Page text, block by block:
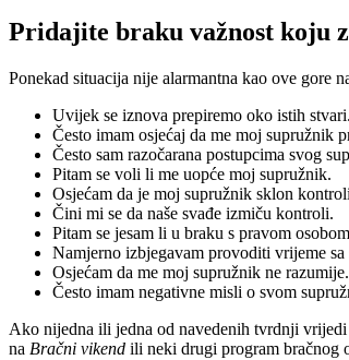
Pridajite braku važnost koju
Ponekad situacija nije alarmantna kao ove gore
Uvijek se iznova prepiremo oko istih stvari.
Često imam osjećaj da me moj supružnik
Često sam razočarana postupcima svog
Pitam se voli li me uopće moj supružnik.
Osjećam da je moj supružnik sklon
Čini mi se da naše svađe izmiču kontroli.
Pitam se jesam li u braku s pravom
Namjerno izbjegavam provoditi vrijeme
Osjećam da me moj supružnik ne razumije.
Često imam negativne misli o svom
Ako nijedna ili jedna od navedenih tvrdnji
na Bračni vikend ili neki drugi program bračnog